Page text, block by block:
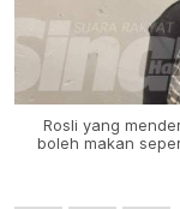
Rosli yang
boleh makan